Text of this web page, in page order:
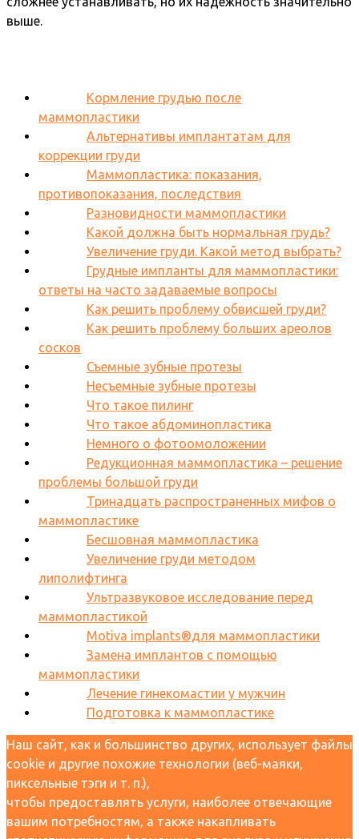
выше.
Кормление грудью после
маммопластики
Альтернативы имплантатам для
коррекции груди
Маммопластика: показания,
противопоказания, последствия
Разновидности маммопластики
Какой должна быть нормальная грудь?
Увеличение груди. Какой метод выбрать?
Грудные импланты для маммопластики:
ответы на часто задаваемые вопросы
Как решить проблему обвисшей груди?
Как решить проблему больших ареолов
сосков
Съемные зубные протезы
Несъемные зубные протезы
Что такое пилинг
Что такое абдоминопластика
Немного о фотоомоложении
Редукционная маммопластика – решение
проблемы большой груди
Тринадцать распространенных мифов о
маммопластике
Бесшовная маммопластика
Увеличение груди методом
липолифтинга
Ультразвуковое исследование перед
маммопластикой
Motiva implants®для маммопластики
Замена имплантов с помощью
маммопластики
Лечение гинекомастии у мужчин
Подготовка к маммопластике
Наш сайт, как и большинство других, использует файлы
cookie и другие похожие технологии (веб-маяки,
пиксельные тэги и т. п.),
чтобы предоставлять услуги, наиболее отвечающие
вашим потребностям, а также накапливать